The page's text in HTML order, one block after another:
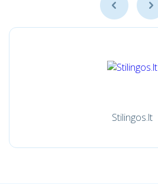
Stilingos.lt